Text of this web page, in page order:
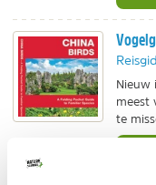
Nieuw
meest
te